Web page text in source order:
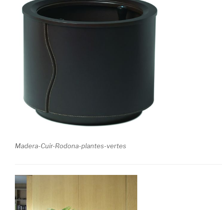
Madera-Cuir-Rodona-plantes-vertes